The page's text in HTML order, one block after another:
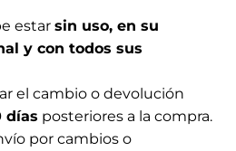
estar sin uso, en su
y con todos sus
el cambio o devolución
días posteriores a la compra.
por cambios o